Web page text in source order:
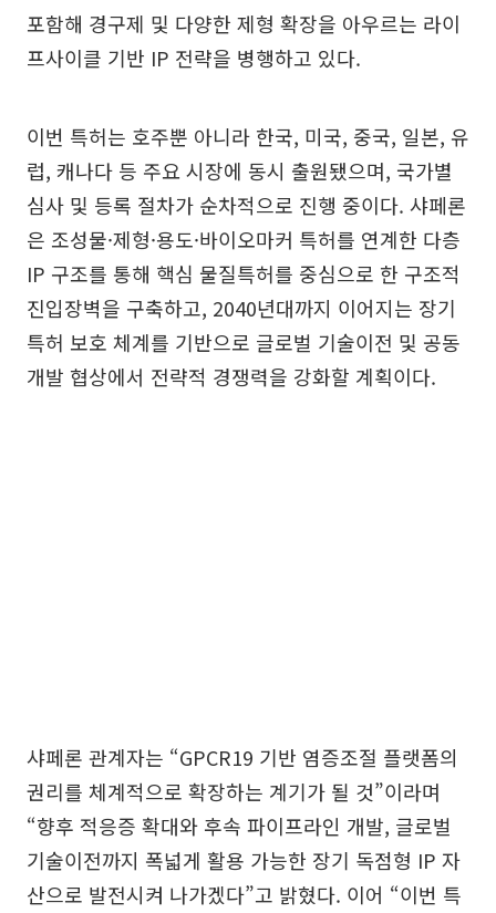
포함해 경구제 및 다양한 제형 확장을 아우르는 라이
프사이클 기반 IP 전략을 병행하고 있다.
이번 특허는 호주뿐 아니라 한국, 미국, 중국, 일본, 유
럽, 캐나다 등 주요 시장에 동시 출원됐으며, 국가별
심사 및 등록 절차가 순차적으로 진행 중이다. 샤페론
은 조성물·제형·용도·바이오마커 특허를 연계한 다층
IP 구조를 통해 핵심 물질특허를 중심으로 한 구조적
진입장벽을 구축하고, 2040년대까지 이어지는 장기
특허 보호 체계를 기반으로 글로벌 기술이전 및 공동
개발 협상에서 전략적 경쟁력을 강화할 계획이다.
샤페론 관계자는 “GPCR19 기반 염증조절 플랫폼의
권리를 체계적으로 확장하는 계기가 될 것”이라며
“향후 적응증 확대와 후속 파이프라인 개발, 글로벌
기술이전까지 폭넓게 활용 가능한 장기 독점형 IP 자
산으로 발전시켜 나가겠다”고 밝혔다. 이어 “이번 특